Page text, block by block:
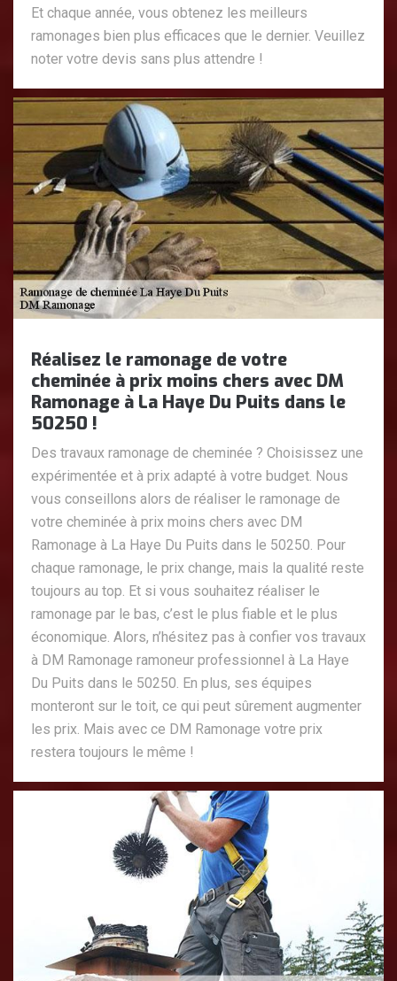
Et chaque année, vous obtenez les meilleurs
ramonages bien plus efficaces que le dernier. Veuillez
noter votre devis sans plus attendre !
Réalisez le ramonage de votre
cheminée à prix moins chers avec DM
Ramonage à La Haye Du Puits dans le
50250 !
Des travaux ramonage de cheminée ? Choisissez une
expérimentée et à prix adapté à votre budget. Nous
vous conseillons alors de réaliser le ramonage de
votre cheminée à prix moins chers avec DM
Ramonage à La Haye Du Puits dans le 50250. Pour
chaque ramonage, le prix change, mais la qualité reste
toujours au top. Et si vous souhaitez réaliser le
ramonage par le bas, c’est le plus fiable et le plus
économique. Alors, n’hésitez pas à confier vos travaux
à DM Ramonage ramoneur professionnel à La Haye
Du Puits dans le 50250. En plus, ses équipes
monteront sur le toit, ce qui peut sûrement augmenter
les prix. Mais avec ce DM Ramonage votre prix
restera toujours le même !